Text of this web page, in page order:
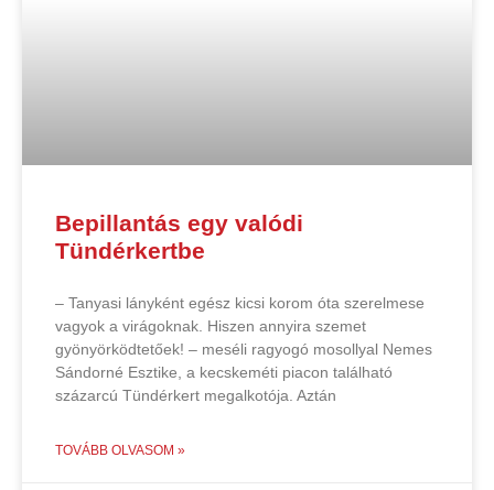
Bepillantás egy valódi
Tündérkertbe
– Tanyasi lányként egész kicsi korom óta szerelmese
vagyok a virágoknak. Hiszen annyira szemet
gyönyörködtetőek! – meséli ragyogó mosollyal Nemes
Sándorné Esztike, a kecskeméti piacon található
százarcú Tündérkert megalkotója. Aztán
TOVÁBB OLVASOM »